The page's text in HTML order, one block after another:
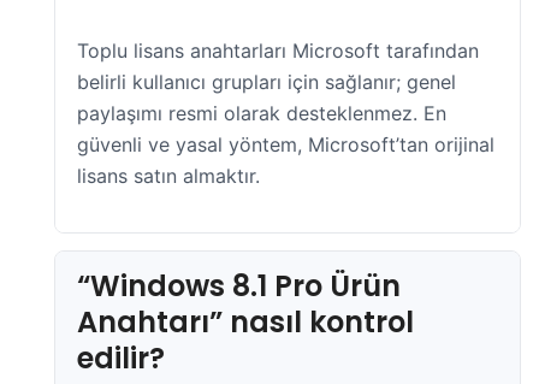
Toplu lisans anahtarları Microsoft tarafından
belirli kullanıcı grupları için sağlanır; genel
paylaşımı resmi olarak desteklenmez. En
güvenli ve yasal yöntem, Microsoft’tan orijinal
lisans satın almaktır.
“Windows 8.1 Pro Ürün
Anahtarı” nasıl kontrol
edilir?